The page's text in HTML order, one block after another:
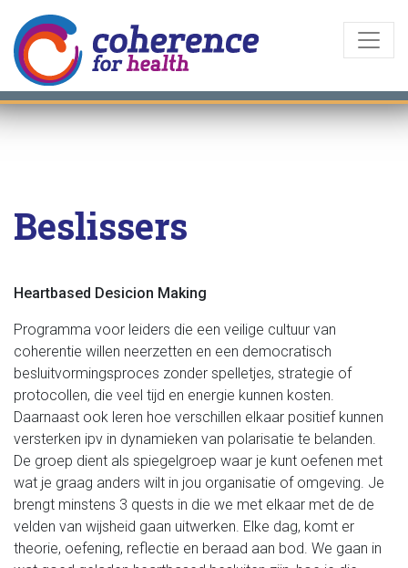
Beslissers
Heartbased Desicion Making
Programma voor leiders die een veilige cultuur van
coherentie willen neerzetten en een democratisch
besluitvormingsproces zonder spelletjes, strategie of
protocollen, die veel tijd en energie kunnen kosten.
Daarnaast ook leren hoe verschillen elkaar positief kunnen
versterken ipv in dynamieken van polarisatie te belanden.
De groep dient als spiegelgroep waar je kunt oefenen met
wat je graag anders wilt in jou organisatie of omgeving. Je
brengt minstens 3 quests in die we met elkaar met de de
velden van wijsheid gaan uitwerken. Elke dag, komt er
theorie, oefening, reflectie en beraad aan bod. We gaan in